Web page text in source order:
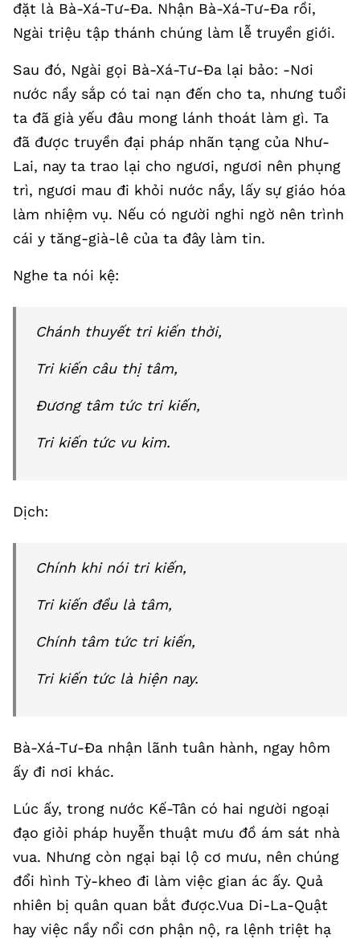
đặt là Bà-Xá-Tư-Đa. Nhận Bà-Xá-Tư-Đa rồi,
Ngài triệu tập thánh chúng làm lễ truyền giới.
Sau đó, Ngài gọi Bà-Xá-Tư-Đa lại bảo: -Nơi
nước nầy sắp có tai nạn đến cho ta, nhưng tuổi
ta đã già yếu đâu mong lánh thoát làm gì. Ta
đã được truyền đại pháp nhãn tạng của Như-
Lai, nay ta trao lại cho ngươi, ngươi nên phụng
trì, ngươi mau đi khỏi nước nầy, lấy sự giáo hóa
làm nhiệm vụ. Nếu có người nghi ngờ nên trình
cái y tăng-già-lê của ta đây làm tin.
Nghe ta nói kệ:
Chánh thuyết tri kiến thời,
Tri kiến câu thị tâm,
Đương tâm tức tri kiến,
Tri kiến tức vu kim.
Dịch:
Chính khi nói tri kiến,
Tri kiến đều là tâm,
Chính tâm tức tri kiến,
Tri kiến tức là hiện nay.
Bà-Xá-Tư-Đa nhận lãnh tuân hành, ngay hôm
ấy đi nơi khác.
Lúc ấy, trong nước Kế-Tân có hai người ngoại
đạo giỏi pháp huyễn thuật mưu đồ ám sát nhà
vua. Nhưng còn ngại bại lộ cơ mưu, nên chúng
đổi hình Tỳ-kheo đi làm việc gian ác ấy. Quả
nhiên bị quân quan bắt được.Vua Di-La-Quật
hay việc nầy nổi cơn phận nộ, ra lệnh triệt hạ